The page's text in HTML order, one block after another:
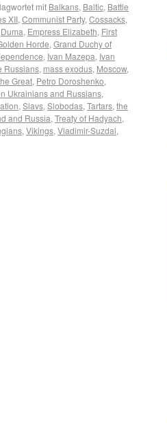
mit Balkans, Baltic, Battle
XII, Communist Party, Cossacks,
Duma, Empress Elizabeth, First
Horde, Grand Duchy of
, Ivan Mazepa, Ivan
Russians, mass exodus, Moscow,
Great, Petro Doroshenko,
Ukrainians and Russians,
, Slavs, Slobodas, Tartars, the
and Russia, Treaty of Hadyach,
, Vikings, Vladimir-Suzdal,